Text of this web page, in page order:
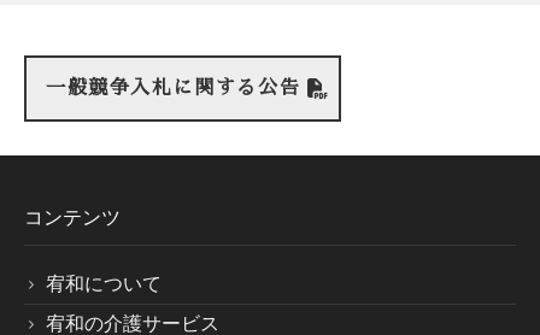
一般競争入札に関する公告
コンテンツ
宥和について
宥和の介護サービス